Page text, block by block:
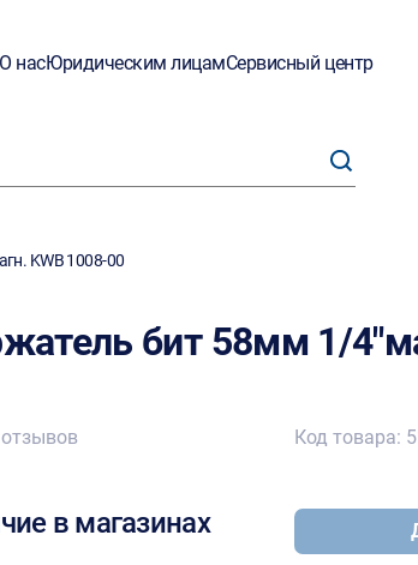
О насЮридическим лицамСервисный центр
KWB 1008-00
бит 58мм 1/
в магазинах
Код товара: